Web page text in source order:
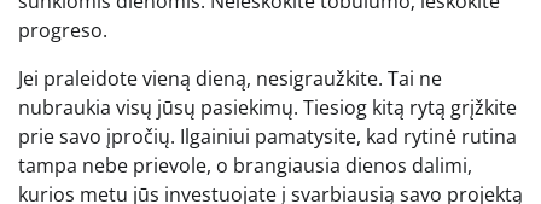
progreso.
Jei praleidote vieną dieną, nesigraužkite. Tai ne
nubraukia visų jūsų pasiekimų. Tiesiog kitą rytą grįžkite
prie savo įpročių. Ilgainiui pamatysite, kad rytinė rutina
tampa nebe prievole, o brangiausia dienos dalimi,
kurios metu jūs investuojate į svarbiausią savo projektą